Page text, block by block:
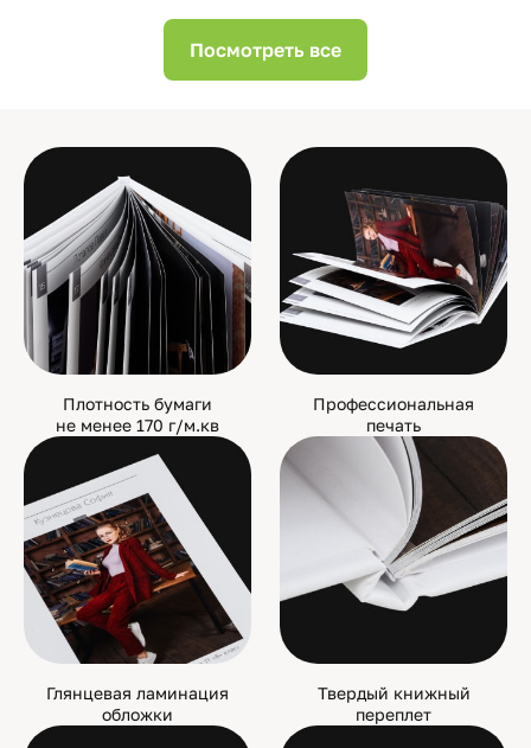
Посмотреть все
Плотность бумаги
не менее 170 г/м.кв
Профессиональная
печать
Глянцевая ламинация
обложки
Твердый книжный
переплет